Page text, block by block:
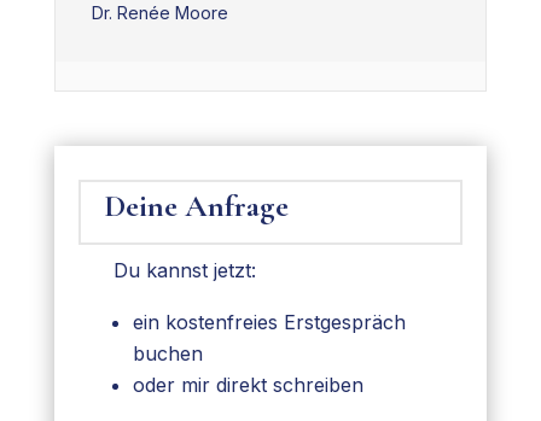
Dr. Renée Moore
Deine Anfrage
Du kannst jetzt:
ein kostenfreies Erstgespräch
buchen
oder mir direkt schreiben